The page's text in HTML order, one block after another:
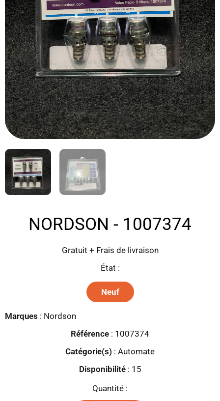
NORDSON - 1007374
Gratuit + Frais de livraison
État :
Neuf
Marques : Nordson
Référence : 1007374
Catégorie(s) : Automate
Disponibilité: 15
Quantité :